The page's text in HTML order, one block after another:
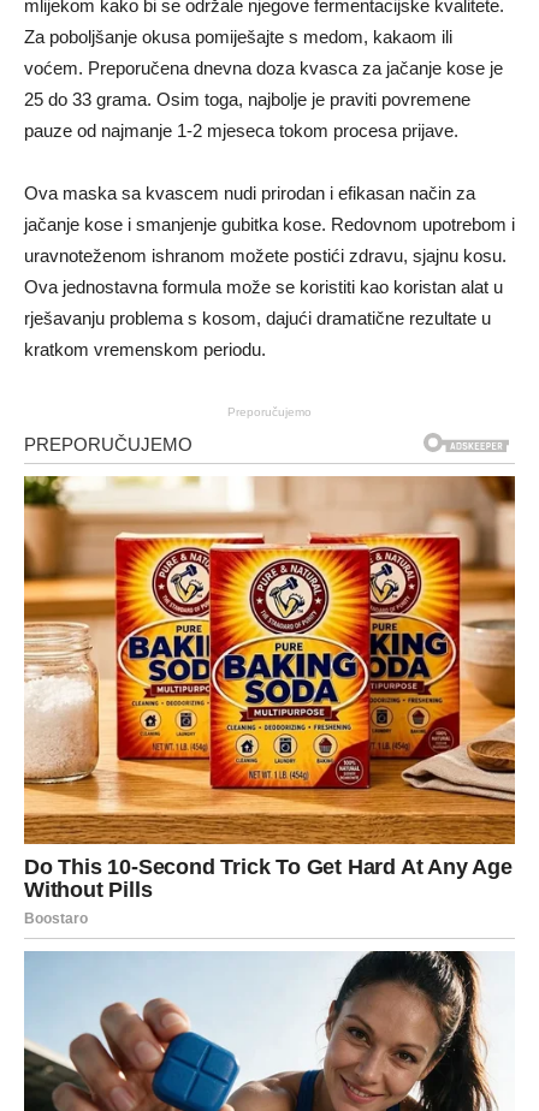
mlijekom kako bi se održale njegove fermentacijske kvalitete.
Za poboljšanje okusa pomiješajte s medom, kakaom ili
voćem. Preporučena dnevna doza kvasca za jačanje kose je
25 do 33 grama. Osim toga, najbolje je praviti povremene
pauze od najmanje 1-2 mjeseca tokom procesa prijave.
Ova maska ​​sa kvascem nudi prirodan i efikasan način za
jačanje kose i smanjenje gubitka kose. Redovnom upotrebom i
uravnoteženom ishranom možete postići zdravu, sjajnu kosu.
Ova jednostavna formula može se koristiti kao koristan alat u
rješavanju problema s kosom, dajući dramatične rezultate u
kratkom vremenskom periodu.
Preporučujemo